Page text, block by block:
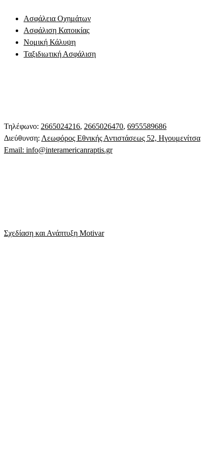
Ασφάλεια Οχημάτων
Ασφάλιση Κατοικίας
Νομική Κάλυψη
Ταξιδιωτική Ασφάλιση
Τηλέφωνο: 2665024216, 2665026470, 6955589686
Διεύθυνση: Λεωφόρος Εθνικής Αντιστάσεως 52, Ηγουμενίτσα
Email: info@interamericanraptis.gr
Σχεδίαση και Ανάπτυξη Motivar